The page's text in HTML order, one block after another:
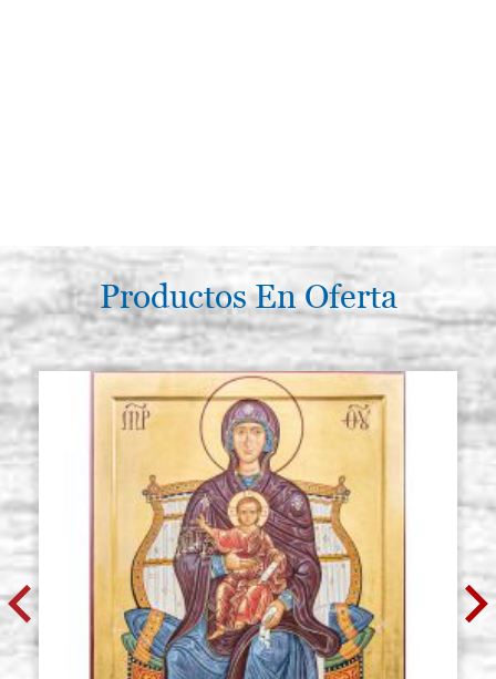
Productos En Oferta